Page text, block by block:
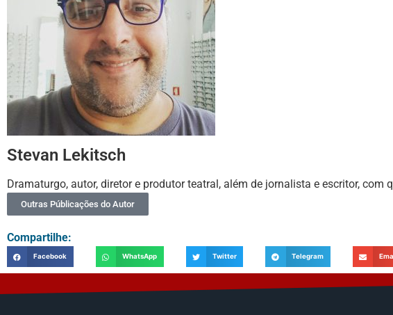
Stevan Lekitsch
Dramaturgo, autor, diretor e produtor teatral, além de jornalista e escritor, com
Outras Públicações do Autor
Compartilhe:
Facebook WhatsApp Twitter Telegram